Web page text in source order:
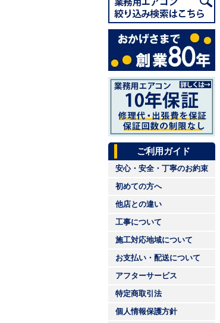
ご利用ガイド
安心・安全・丁寧のお約束
初めての方へ
他店との違い
工事について
施工対応地域について
お支払い・配送について
アフターサービス
特定商取引法
個人情報保護方針